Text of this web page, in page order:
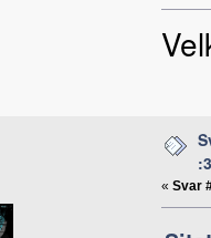
:3
« Svar